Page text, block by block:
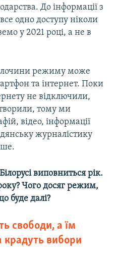
До інформації з
одно доступу ніколи
у 2021 році, а не в
режиму може
та інтернет. Поки
не відключили,
тому ми
відео, інформації
журналістику
виповниться рік.
Чого досяг режим,
буде далі?
свободи, а їм
крадуть вибори